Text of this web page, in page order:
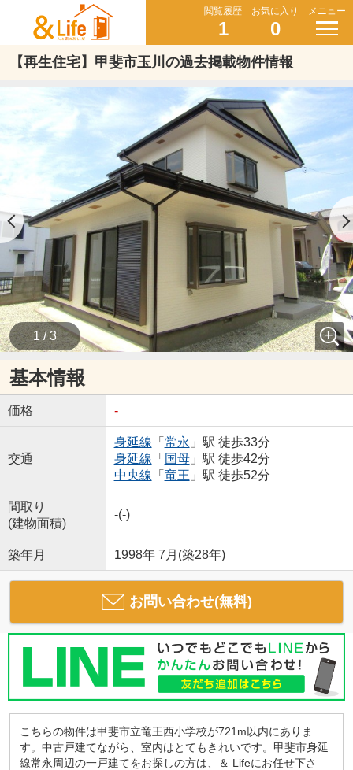
閲覧履歴
1
お気に入り
0
メニュー
【再生住宅】甲斐市玉川の過去掲載物件情報
1 / 3
基本情報
価格 -
交通
身延線 「 常永 」駅 徒歩33分
身延線 「 国母」駅 徒歩42分
中央線 「 竜王 」駅 徒歩52分
間取り
(建物面積)
-(-)
築年月 1998年 7月(築28年)
お問い合わせ(無料)
こちらの物件は甲斐市立竜王西小学校が721m以内にありま
す。中古戸建てながら、室内はとてもきれいです。甲斐市身延
線常永周辺の一戸建てをお探しの方は、＆ Lifeにお任せ下さ